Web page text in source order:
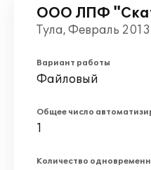
ООО ЛПФ
Тула, Февраль 2013
Вариант работы
Файловый
Общее число
1
Количество